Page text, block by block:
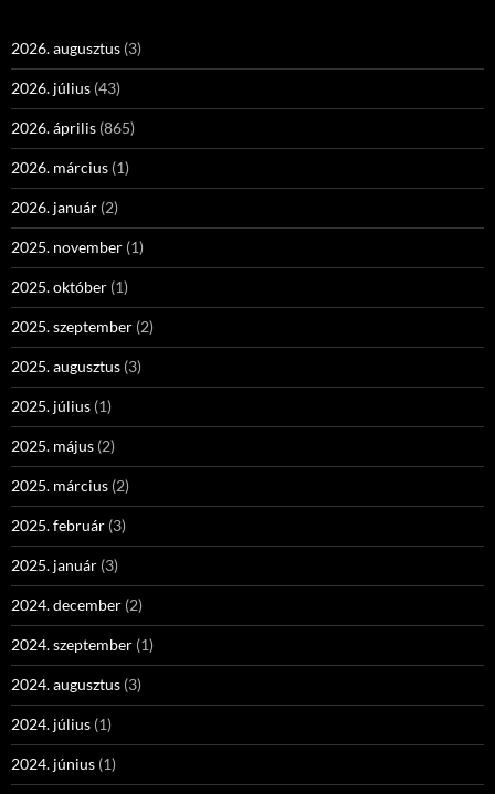
2026. augusztus (3)
2026. július (43)
2026. április (865)
2026. március (1)
2026. január (2)
2025. november (1)
2025. október (1)
2025. szeptember (2)
2025. augusztus (3)
2025. július (1)
2025. május (2)
2025. március (2)
2025. február (3)
2025. január (3)
2024. december (2)
2024. szeptember (1)
2024. augusztus (3)
2024. július (1)
2024. június (1)